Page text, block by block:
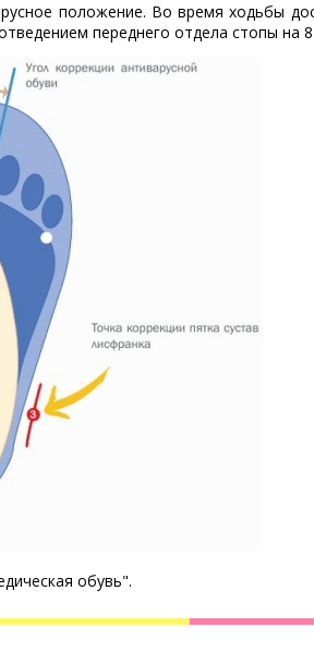
положение. Во время ходьбы
переднего отдела стопы на 8
обувь".